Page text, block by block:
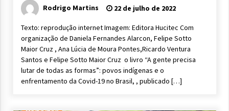
Rodrigo Martins 22 de julho de 2022
Texto: reprodução internet Imagem: Editora Hucitec Com
organização de Daniela Fernandes Alarcon, Felipe Sotto
Maior Cruz , Ana Lúcia de Moura Pontes,Ricardo Ventura
Santos e Felipe Sotto Maior Cruz o livro “A gente precisa
lutar de todas as formas”: povos indígenas e o
enfrentamento da Covid-19 no Brasil, , publicado […]